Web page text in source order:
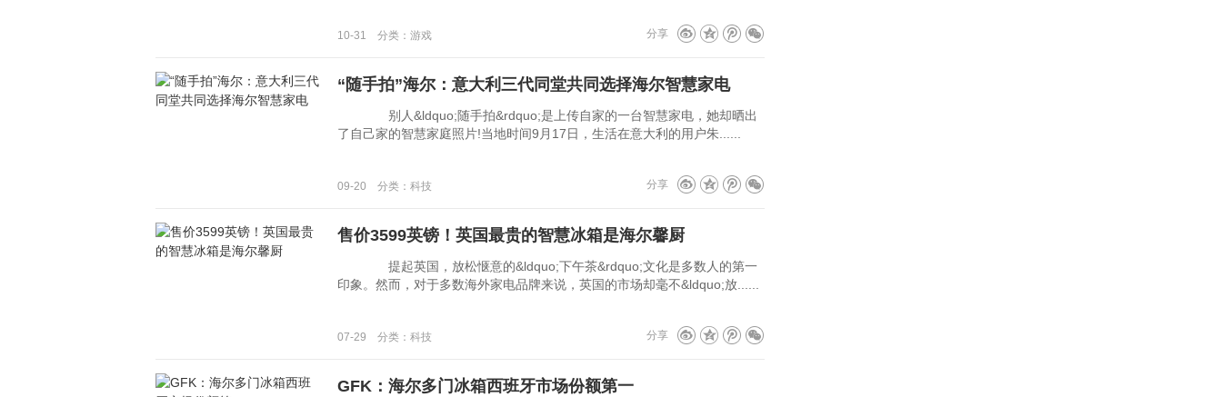
10-31 分类：游戏 分享
“随手拍”海尔：意大利三代同堂共同选择海尔智慧家电
别人&ldquo;随手拍&rdquo;是上传自家的一台智慧家电，她却晒出
了自己家的智慧家庭照片!当地时间9月17日，生活在意大利的用户朱......
09-20 分类：科技 分享
售价3599英镑！英国最贵的智慧冰箱是海尔馨厨
提起英国，放松惬意的&ldquo;下午茶&rdquo;文化是多数人的第一
印象。然而，对于多数海外家电品牌来说，英国的市场却毫不&ldquo;放......
07-29 分类：科技 分享
GFK：海尔多门冰箱西班牙市场份额第一